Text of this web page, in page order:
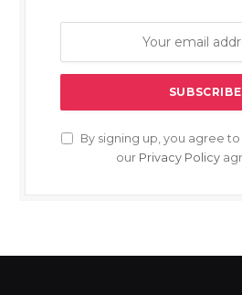
By signing up, you agree
our Privacy Policy